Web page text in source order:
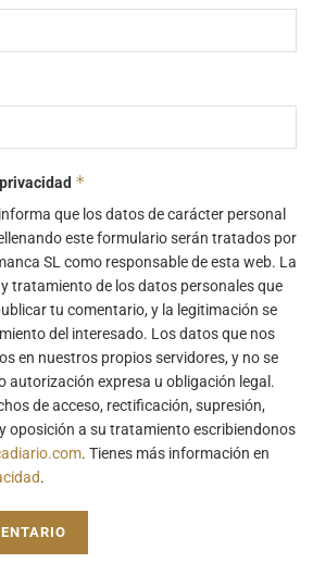
*
que los datos de carácter personal
este formulario serán tratados por
SL como responsable de esta web. La
tratamiento de los datos personales que
tu comentario, y la legitimación se
del interesado. Los datos que nos
en nuestros propios servidores, y no se
autorización expresa u obligación legal.
de acceso, rectificación, supresión,
oposición a su tratamiento escribiendonos
. Tienes más información en
.